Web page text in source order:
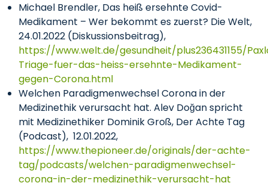
Michael Brendler, Das heiß ersehnte Covid-
Medikament – Wer bekommt es zuerst? Die Welt,
24.01.2022 (Diskussionsbeitrag),
https://www.welt.de/gesundheit/plus236431155/
Triage-fuer-das-heiss-ersehnte-Medikament-
gegen-Corona.html
Welchen Paradigmenwechsel Corona in der
Medizinethik verursacht hat. Alev Doğan spricht
mit Medizinethiker Dominik Groß, Der Achte Tag
(Podcast), 12.01.2022,
https://www.thepioneer.de/originals/der-achte-
tag/podcasts/welchen-paradigmenwechsel-
corona-in-der-medizinethik-verursacht-hat